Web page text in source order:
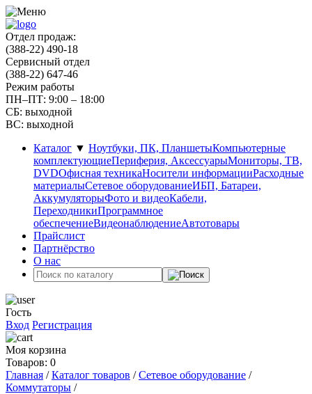
Отдел продаж:
(388-22) 490-18
Сервисный отдел
(388-22) 647-46
Режим работы
ПН–ПТ: 9:00 – 18:00
СБ: выходной
ВС: выходной
Каталог ▼ Ноутбуки, ПК, ПланшетыКомпьютерные
комплектующиеПериферия, АксессуарыМониторы, ТВ,
DVDОфисная техникаНосители информацииРасходные
материалыСетевое оборудованиеИБП, Батареи,
АккумуляторыФото и видеоКабели,
ПереходникиПрограммное
обеспечениеВидеонаблюдениеАвтотовары
Прайслист
Партнёрство
О нас
Гость
Вход Регистрация
Моя корзина
Товаров: 0
Главная /Каталог товаров /Сетевое оборудование /
Коммутаторы /